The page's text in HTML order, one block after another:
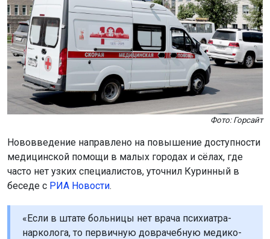
Фото: Горсайт
Нововведение направлено на повышение доступности
медицинской помощи в малых городах и сёлах, где
часто нет узких специалистов, уточнил Куринный в
беседе с РИА Новости.
«Если в штате больницы нет врача психиатра-
нарколога, то первичную доврачебную медико-